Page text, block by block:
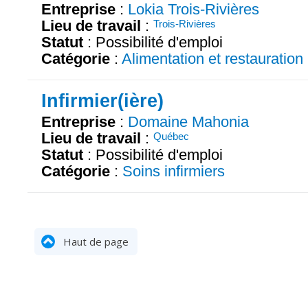
Entreprise : Lokia Trois-Rivières
Lieu de travail : Trois-Rivières
Statut : Possibilité d'emploi
Catégorie : Alimentation et restauration
Infirmier(ière)
Entreprise : Domaine Mahonia
Lieu de travail : Québec
Statut : Possibilité d'emploi
Catégorie : Soins infirmiers
Haut de page